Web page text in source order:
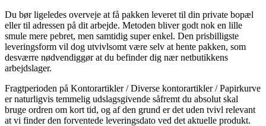
Du bør ligeledes overveje at få pakken leveret til din private bopæl
eller til adressen på dit arbejde. Metoden bliver godt nok en lille
smule mere pebret, men samtidig super enkel. Den prisbilligste
leveringsform vil dog utvivlsomt være selv at hente pakken, som
desværre nødvendiggør at du befinder dig nær netbutikkens
arbejdslager.
Fragtperioden på Kontorartikler / Diverse kontorartikler / Papirkurve
er naturligvis temmelig udslagsgivende såfremt du absolut skal
bruge ordren om kort tid, og af den grund er det uden tvivl relevant
at vi finder den forventede leveringsdato ved det aktuelle produkt.